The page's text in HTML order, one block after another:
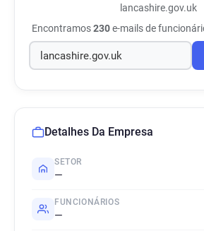
lancashire.gov.uk
Encontramos230e-mails de
Detalhes Da Empresa
SETOR
—
FUNCIONÁRIOS
—